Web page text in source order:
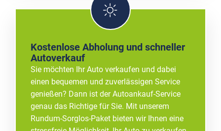
Kostenlose Abholung und schneller
Autoverkauf
Sie möchten Ihr Auto verkaufen und dabei
einen bequemen und zuverlässigen Service
genießen? Dann ist der Autoankauf-Service
genau das Richtige für Sie. Mit unserem
Rundum-Sorglos-Paket bieten wir Ihnen eine